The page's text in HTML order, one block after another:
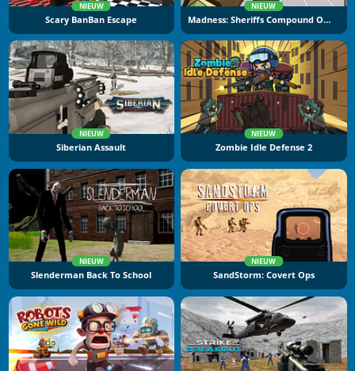
NIEUW
Scary BanBan Escape
NIEUW
Madness: Sheriffs Compound Official
NIEUW
Siberian Assault
NIEUW
Zombie Idle Defense 2
NIEUW
Slenderman Back To School
NIEUW
SandStorm: Covert Ops